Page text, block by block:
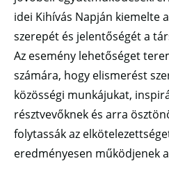
idei Kihívás Napján kiemelte
szerepét és jelentőségét a
Az esemény lehetőséget
számára, hogy elismerést
közösségi munkájukat,
résztvevőknek és arra
folytassák az
eredményesen működjenek